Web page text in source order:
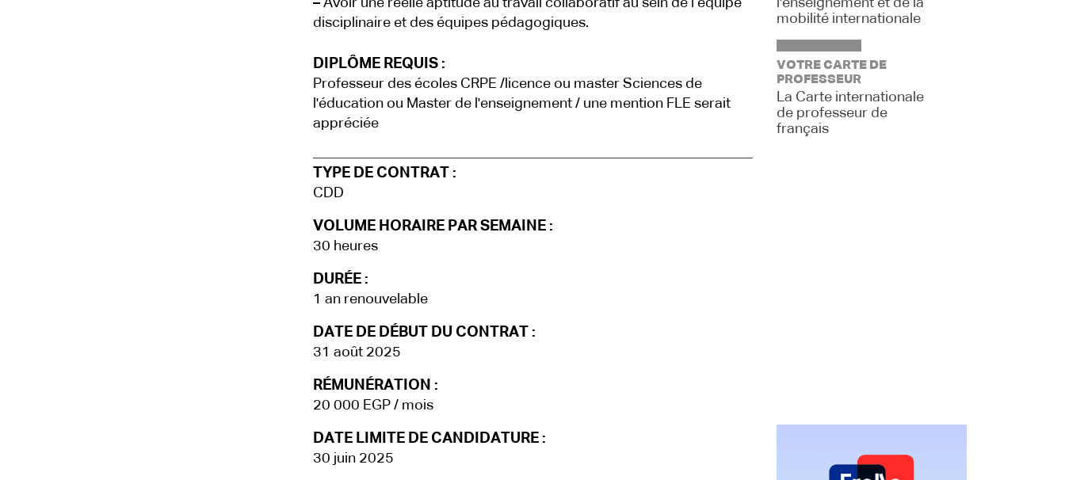
–Avoir une réelle aptitude au travail collaboratif au sein de l’équipe
disciplinaire et des équipes pédagogiques.
DIPLÔME REQUIS :
Professeur des écoles CRPE /licence ou master Sciences de
l'éducation ou Master de l'enseignement / une mention FLE serait
appréciée
TYPE DE CONTRAT :
CDD
VOLUME HORAIRE PAR SEMAINE :
30 heures
DURÉE :
1 an renouvelable
DATE DE DÉBUT DU CONTRAT :
31 août 2025
RÉMUNÉRATION :
20 000 EGP / mois
DATE LIMITE DE CANDIDATURE :
30 juin 2025
l'enseignement et de la
mobilité internationale
VOTRE CARTE DE
PROFESSEUR
La Carte internationale
de professeur de
français